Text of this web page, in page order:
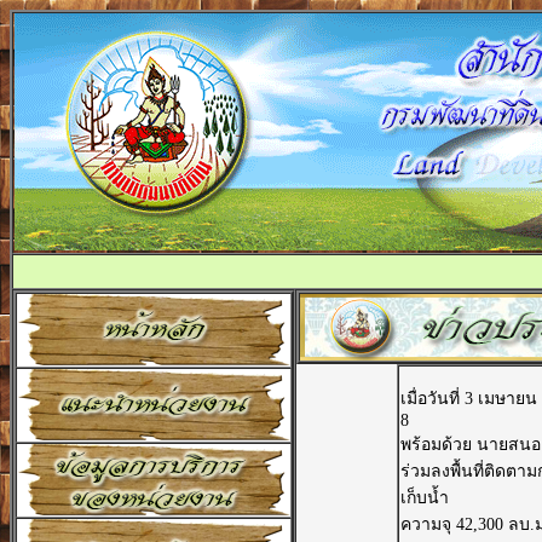
เมื่อวันที่ 3 เมษาย
8
พร้อมด้วย นายสน
ร่วมลงพื้นที่ติดตาม
เก็บน้ำ
ความจุ 42,300 ลบ